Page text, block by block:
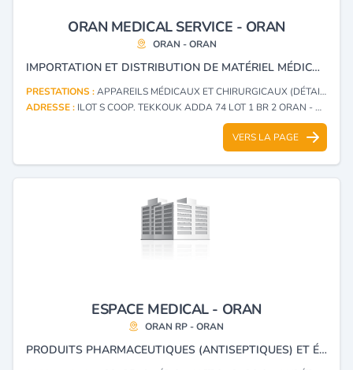
ORAN MEDICAL SERVICE - ORAN
ORAN - ORAN
IMPORTATION ET DISTRIBUTION DE MATÉRIEL MÉDICO-CHIRURGICAL ET RÉACTIFS DE LABORATOIRE.
PRESTATIONS :APPAREILS MÉDICAUX ET CHIRURGICAUX (DÉTAIL)
ADRESSE : ILOT S COOP. TEKKOUK ADDA 74 LOT 1 BR 2 ORAN - ORAN
VERS LA PAGE
ESPACE MEDICAL - ORAN
ORAN RP - ORAN
PRODUITS PHARMACEUTIQUES (ANTISEPTIQUES) ET ÉQUIPEMENTS MÉDICAUX.